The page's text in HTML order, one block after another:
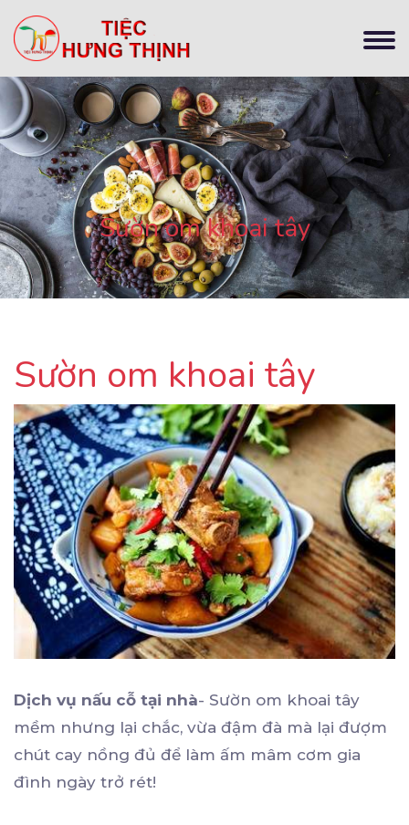
Sườn om khoai tây
Sườn om khoai tây
Dịch vụ nấu cỗ tại nhà- Sườn om khoai tây
mềm nhưng lại chắc, vừa đậm đà mà lại đượm
chút cay nồng đủ để làm ấm mâm cơm gia
đình ngày trở rét!